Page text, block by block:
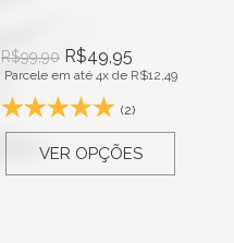
R$99,90 R$49,95
Parcele em até 4x de R$12,49
(2)
VER OPÇÕES